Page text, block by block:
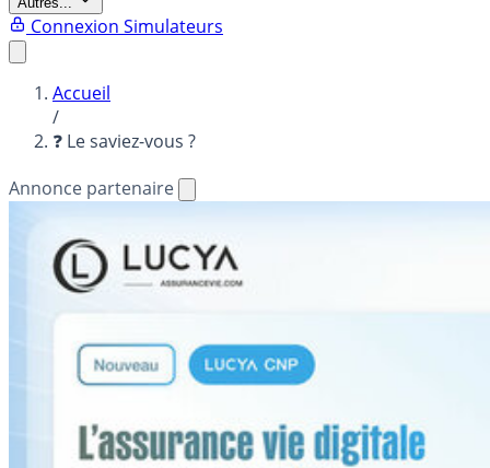
Connexion Simulateurs
Accueil
/
❓ Le saviez-vous ?
Annonce partenaire